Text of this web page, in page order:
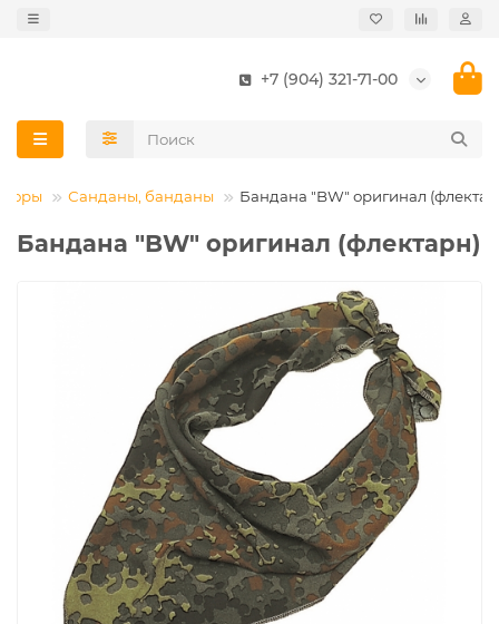
+7 (904) 321-71-00
Санданы, банданы Бандана "BW" оригинал
Бандана "BW" оригинал (флектарн)